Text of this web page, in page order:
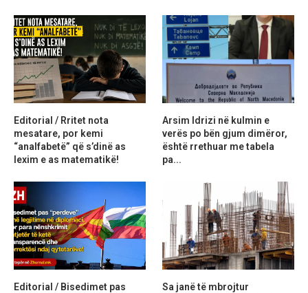
Editorial / Rritet nota
mesatare, por kemi
“analfabetë” që s’dinë as
lexim e as matematikë!
Arsim Idrizi në kulmin e
verës po bën gjum dimëror,
është rrethuar me tabela
pa...
Editorial / Bisedimet pas
Sa janë të mbrojtur